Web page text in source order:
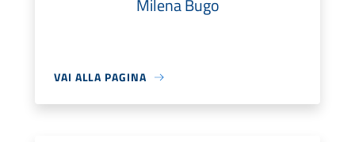
Milena Bugo
VAI ALLA PAGINA